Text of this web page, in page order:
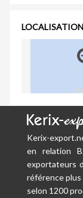
LOCALISATION
Kerix-
en relation
exportateurs
référence plus
selon 1200